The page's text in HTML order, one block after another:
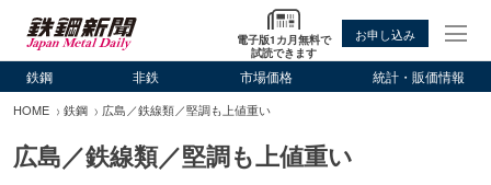
電子版1カ月無料で
試読できます
お申し込み
鉄鋼 非鉄 市場価格 統計・販価情報
HOME 鉄鋼 広島／鉄線類／堅調も上値重い
広島／鉄線類／堅調も上値重い